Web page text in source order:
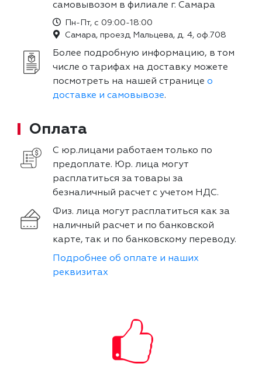
самовывозом в филиале г. Самара
Пн-Пт, с 09:00-18:00
Самара, проезд Мальцева, д. 4, оф.708
Более подробную информацию, в том
числе о тарифах на доставку можете
посмотреть на нашей странице о
доставке и самовывозе.
Оплата
С юр.лицами работаем только по
предоплате. Юр. лица могут
расплатиться за товары за
безналичный расчет с учетом НДС.
Физ. лица могут расплатиться как за
наличный расчет и по банковской
карте, так и по банковскому переводу.
Подробнее об оплате и наших
реквизитах